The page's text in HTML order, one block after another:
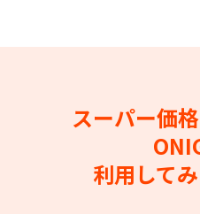
スーパー価
利用して